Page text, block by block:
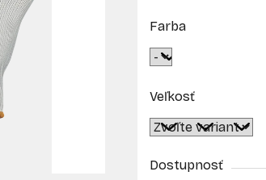
Farba
Veľkosť
Dostupnosť